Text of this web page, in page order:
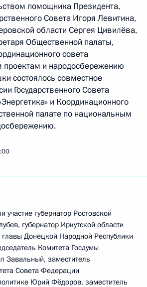
помощника Президента,
Совета Игоря Левитина,
области Сергея Цивилёва,
Общественной палаты,
совета
и народосбережению
состоялось совместное
Государственного Совета
и Координационного
палате по национальным
участие губернатор Ростовской
, губернатор Иркутской области
главы Донецкой Народной Республики
Комитета Госдумы
Завальный, заместитель
Совета Федерации
Юрий Фёдоров, заместитель